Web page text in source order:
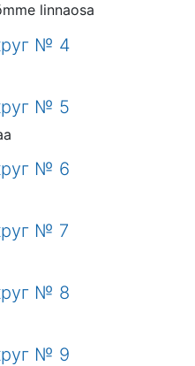
linnaosa
№ 4
№ 5
№ 6
№ 7
№ 8
№ 9